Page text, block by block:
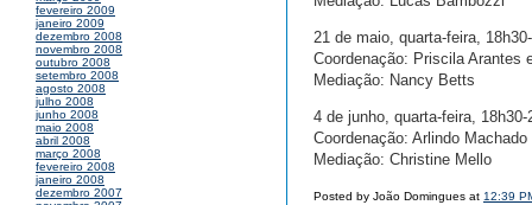
fevereiro 2009
janeiro 2009
dezembro 2008
novembro 2008
outubro 2008
setembro 2008
agosto 2008
julho 2008
junho 2008
maio 2008
abril 2008
março 2008
fevereiro 2008
janeiro 2008
dezembro 2007
21 de maio, quarta-feira,
Coordenação: Priscila Arantes
Mediação: Nancy Betts
4 de junho, quarta-feira, 18h30-
Coordenação: Arlindo
Mediação: Christine Mello
Posted by João Domingues at 12:39